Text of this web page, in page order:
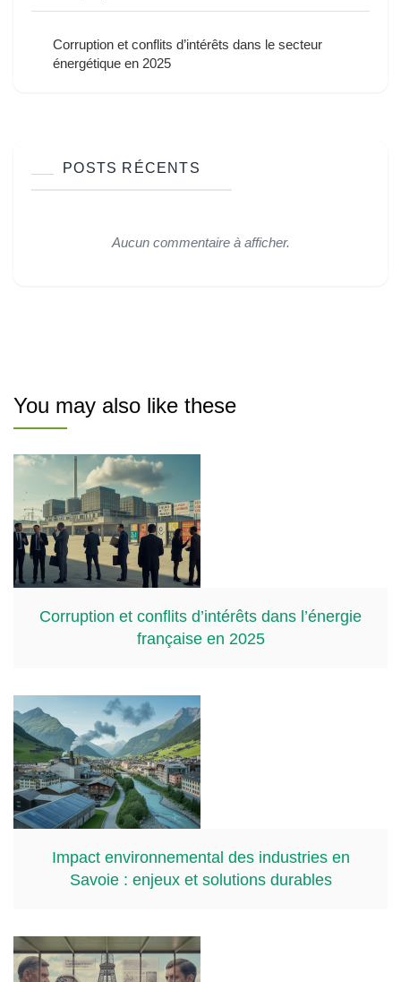
Corruption et conflits d’intérêts dans le secteur
énergétique en 2025
POSTS RÉCENTS
Aucun commentaire à afficher.
You may also like these
Corruption et conflits d’intérêts dans l’énergie
française en 2025
Impact environnemental des industries en
Savoie : enjeux et solutions durables